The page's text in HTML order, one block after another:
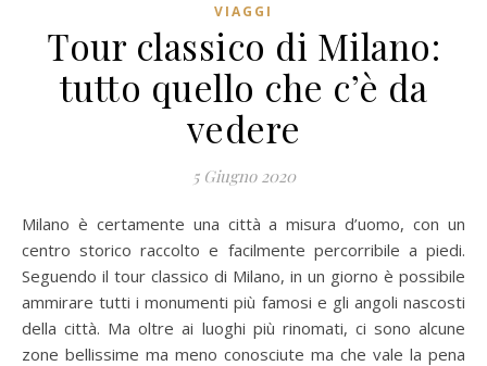
VIAGGI
Tour classico di Milano:
tutto quello che c’è da
vedere
5 Giugno 2020
Milano è certamente una città a misura d’uomo, con un
centro storico raccolto e facilmente percorribile a piedi.
Seguendo il tour classico di Milano, in un giorno è possibile
ammirare tutti i monumenti più famosi e gli angoli nascosti
della città. Ma oltre ai luoghi più rinomati, ci sono alcune
zone bellissime ma meno conosciute ma che vale la pena